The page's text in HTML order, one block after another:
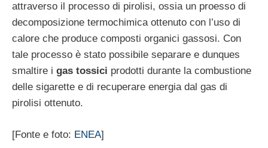
attraverso il processo di pirolisi, ossia un proesso di
decomposizione termochimica ottenuto con l’uso di
calore che produce composti organici gassosi. Con
tale processo è stato possibile separare e dunques
smaltire i gas tossici prodotti durante la combustione
delle sigarette e di recuperare energia dal gas di
pirolisi ottenuto.
[Fonte e foto: ENEA]